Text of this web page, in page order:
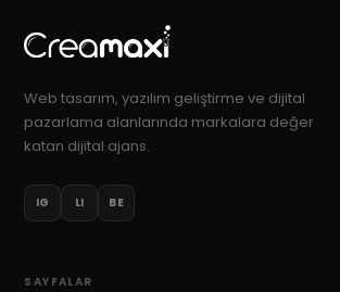
Web tasarım, yazılım geliştirme ve dijital
pazarlama alanlarında markalara değer
katan dijital ajans.
IG LI BE
SAYFALAR